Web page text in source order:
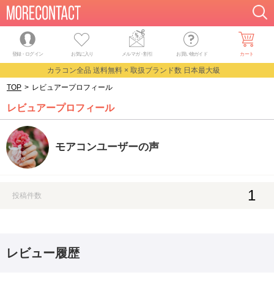
登録・ログイン お気に入り メルマガ・割引 お買い物ガイド カート
カラコン全品 送料無料 × 取扱ブランド数 日本最大級
TOP > レビュアープロフィール
レビュアープロフィール
モアコンユーザーの声
投稿件数 1
レビュー履歴